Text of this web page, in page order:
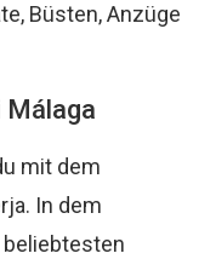
Büsten, Anzüge
mit dem
In dem